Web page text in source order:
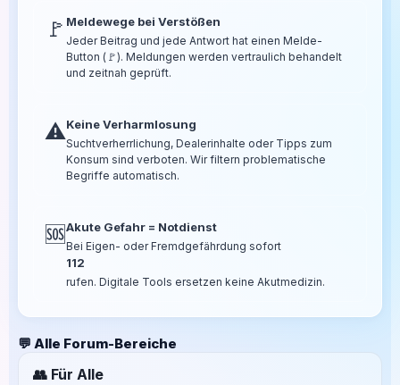
🚩 Meldewege bei Verstößen
Jeder Beitrag und jede Antwort hat einen Melde-
Button (🚩). Meldungen werden vertraulich behandelt
und zeitnah geprüft.
⚠️Keine Verharmlosung
Suchtverherrlichung, Dealerinhalte oder Tipps zum
Konsum sind verboten. Wir filtern problematische
Begriffe automatisch.
🆘Akute Gefahr = Notdienst
Bei Eigen- oder Fremdgefährdung sofort
112
rufen. Digitale Tools ersetzen keine Akutmedizin.
💬 Alle Forum-Bereiche
👥 Für Alle